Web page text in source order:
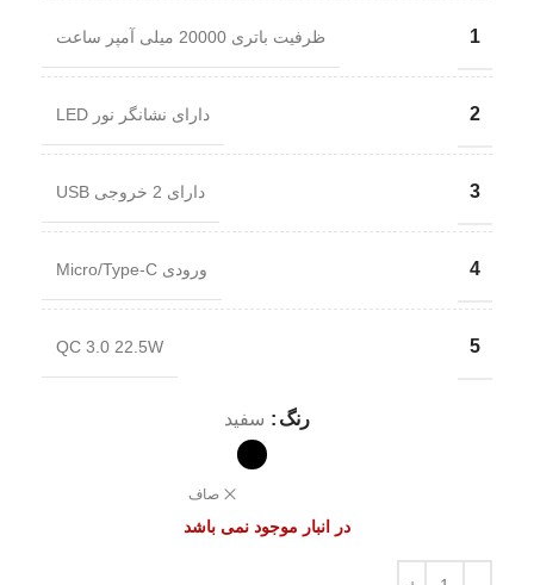
1 ظرفیت باتری 20000 میلی آمپر ساعت
2 دارای نشانگر نور LED
3 دارای 2 خروجی USB
4 ورودی Micro/Type-C
5
QC 3.0 22.5W
رنگ سفید
صاف
در انبار موجود نمی باشد